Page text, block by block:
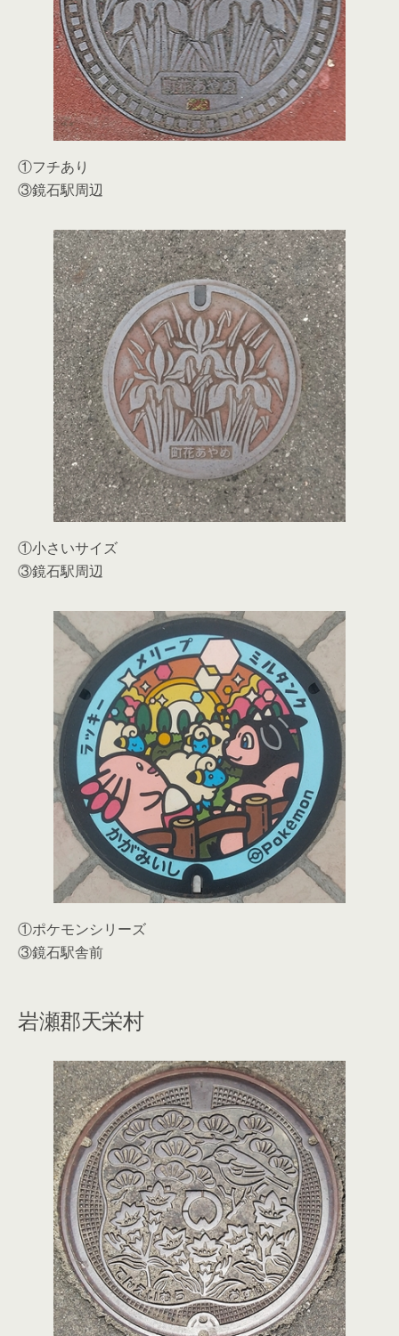
①フチあり
③鏡石駅周辺
①小さいサイズ
③鏡石駅周辺
①ポケモンシリーズ
③鏡石駅舎前
岩瀬郡天栄村